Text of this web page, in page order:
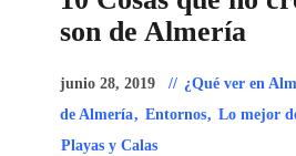
son de Almería
junio 28, 2019 ¿Qué ver en
de Almería, Entornos, Lo mejor
Playas y Calas